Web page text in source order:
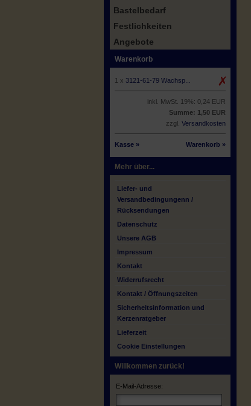
Bastelbedarf
Festlichkeiten
Angebote
Warenkorb
1 x 3121-61-79 Wachsp...
inkl. MwSt. 19%: 0,24 EUR
Summe: 1,50 EUR
zzgl. Versandkosten
Kasse » Warenkorb »
Mehr über...
Liefer- und
Versandbedingungenn /
Rücksendungen
Datenschutz
Unsere AGB
Impressum
Kontakt
Widerrufsrecht
Kontakt / Öffnungszeiten
Sicherheitsinformation und
Kerzenratgeber
Lieferzeit
Cookie Einstellungen
Willkommen zurück!
E-Mail-Adresse: